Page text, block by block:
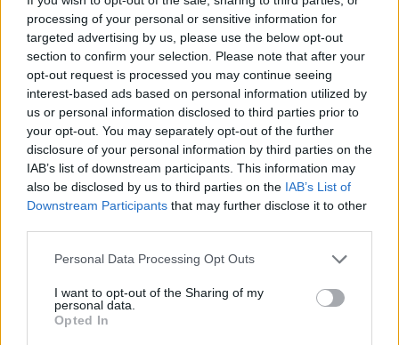
processing of your personal or sensitive information for
targeted advertising by us, please use the below opt-out
section to confirm your selection. Please note that after your
opt-out request is processed you may continue seeing
interest-based ads based on personal information utilized by
us or personal information disclosed to third parties prior to
your opt-out. You may separately opt-out of the further
disclosure of your personal information by third parties on the
IAB’s list of downstream participants. This information may
also be disclosed by us to third parties on the IAB’s List of
Downstream Participants that may further disclose it to other
Personal Data Processing Opt Outs
I want to opt-out of the Sharing of my
personal data.
Opted In